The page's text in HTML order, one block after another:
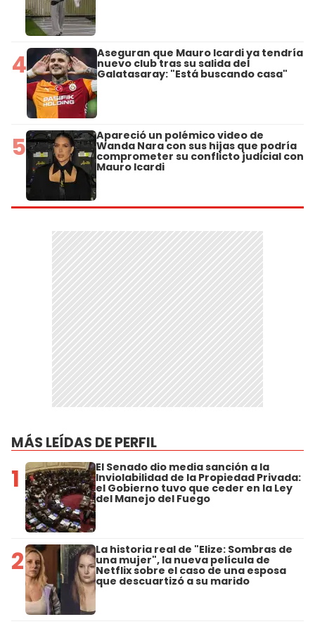
4 Aseguran que Mauro Icardi ya tendría
nuevo club tras su salida del
Galatasaray: "Está buscando casa"
5 Apareció un polémico video de
Wanda Nara con sus hijas que podría
comprometer su conflicto judicial con
Mauro Icardi
MÁS LEÍDAS DE PERFIL
1 El Senado dio media sanción a la
Inviolabilidad de la Propiedad Privada:
el Gobierno tuvo que ceder en la Ley
del Manejo del Fuego
2 La historia real de "Elize: Sombras de
una mujer", la nueva película de
Netflix sobre el caso de una esposa
que descuartizó a su marido